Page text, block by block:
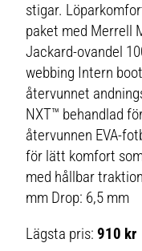
stigar.
paket med Merrell
Jackard-ovandel
webbing Intern
återvunnet
NXT™ behandlad
återvunnen EVA-
för lätt komfort
med hållbar
mm Drop: 6,5 mm
Lägsta pris:910 kr